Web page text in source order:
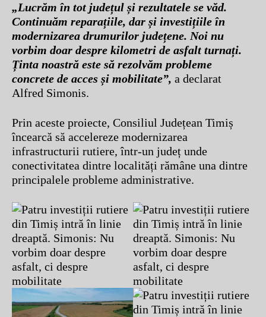
„Lucrăm în tot județul și rezultatele se văd.
Continuăm reparațiile, dar și investițiile în
modernizarea drumurilor județene. Noi nu
vorbim doar despre kilometri de asfalt turnați.
Ținta noastră este să rezolvăm probleme
concrete de acces și mobilitate”, a declarat
Alfred Simonis.
Prin aceste proiecte, Consiliul Județean Timiș
încearcă să accelereze modernizarea
infrastructurii rutiere, într-un județ unde
conectivitatea dintre localități rămâne una dintre
principalele probleme administrative.